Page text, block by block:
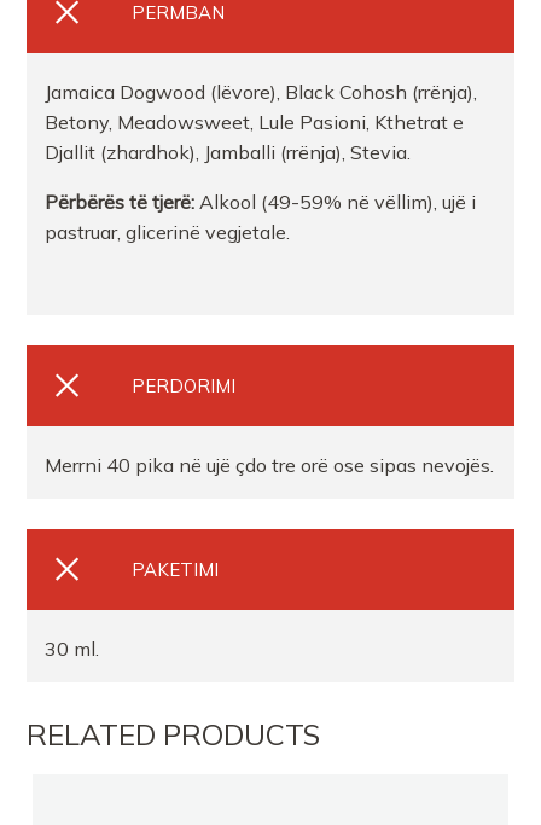
PERMBAN
Jamaica Dogwood (lëvore), Black Cohosh (rrënja),
Betony, Meadowsweet, Lule Pasioni, Kthetrat e
Djallit (zhardhok), Jamballi (rrënja), Stevia.
Përbërës të tjerë: Alkool (49-59% në vëllim), ujë i
pastruar, glicerinë vegjetale.
PERDORIMI
Merrni 40 pika në ujë çdo tre orë ose sipas nevojës.
PAKETIMI
30 ml.
RELATED PRODUCTS